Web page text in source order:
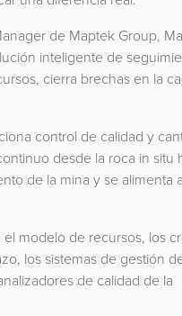
de Maptek Group,
inteligente de
cierra brechas en la
control de calidad y
desde la roca in situ
de la mina y se alimenta
el modelo de recursos, los
los sistemas de gestión
de calidad de la